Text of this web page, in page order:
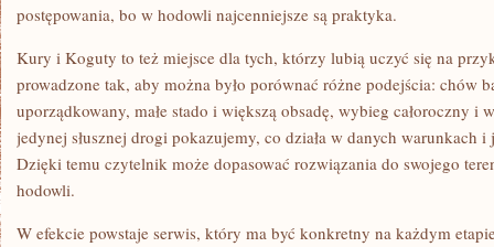
postępowania, bo w hodowli najcenniejsze są praktyka.
Kury i Koguty to też miejsce dla tych, którzy lubią uczyć się na
prowadzone tak, aby można było porównać różne podejścia: chów
uporządkowany, małe stado i większą obsadę, wybieg całoroczny i
jedynej słusznej drogi pokazujemy, co działa w danych warunkach
Dzięki temu czytelnik może dopasować rozwiązania do swojego
hodowli.
W efekcie powstaje serwis, który ma być konkretny na każdym